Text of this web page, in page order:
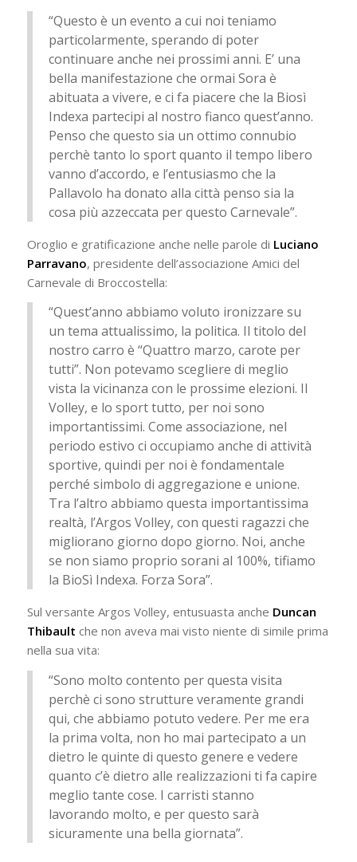
“Questo è un evento a cui noi teniamo
particolarmente, sperando di poter
continuare anche nei prossimi anni. E’ una
bella manifestazione che ormai Sora è
abituata a vivere, e ci fa piacere che la Biosì
Indexa partecipi al nostro fianco quest’anno.
Penso che questo sia un ottimo connubio
perchè tanto lo sport quanto il tempo libero
vanno d’accordo, e l’entusiasmo che la
Pallavolo ha donato alla città penso sia la
cosa più azzeccata per questo Carnevale”.
Oroglio e gratificazione anche nelle parole di Luciano
Parravano, presidente dell’associazione Amici del
Carnevale di Broccostella:
“Quest’anno abbiamo voluto ironizzare su
un tema attualissimo, la politica. Il titolo del
nostro carro è “Quattro marzo, carote per
tutti”. Non potevamo scegliere di meglio
vista la vicinanza con le prossime elezioni. Il
Volley, e lo sport tutto, per noi sono
importantissimi. Come associazione, nel
periodo estivo ci occupiamo anche di attività
sportive, quindi per noi è fondamentale
perché simbolo di aggregazione e unione.
Tra l’altro abbiamo questa importantissima
realtà, l’Argos Volley, con questi ragazzi che
migliorano giorno dopo giorno. Noi, anche
se non siamo proprio sorani al 100%, tifiamo
la BioSì Indexa. Forza Sora”.
Sul versante Argos Volley, entusuasta anche Duncan
Thibault che non aveva mai visto niente di simile prima
nella sua vita:
“Sono molto contento per questa visita
perchè ci sono strutture veramente grandi
qui, che abbiamo potuto vedere. Per me era
la prima volta, non ho mai partecipato a un
dietro le quinte di questo genere e vedere
quanto c’è dietro alle realizzazioni ti fa capire
meglio tante cose. I carristi stanno
lavorando molto, e per questo sarà
sicuramente una bella giornata”.